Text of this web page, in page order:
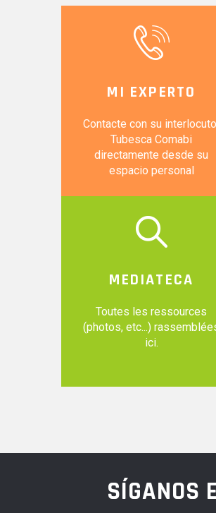
MI EXPERTO
Contacte con su
Tubesca Comabi
directamente desde su
espacio personal
MEDIATECA
Toutes les ressources
(photos, etc...)
ici.
SÍGANOS